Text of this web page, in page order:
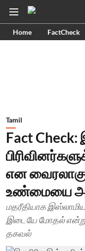
Home FactCheck
Tamil
Fact
என
உண்மையை
மதரீதியாக
இடையே மோதல்
தகவல்